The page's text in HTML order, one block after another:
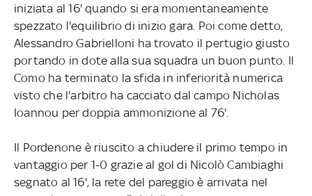
iniziata al 16' quando si era momentaneamente
spezzato l'equilibrio di inizio gara. Poi come detto,
Alessandro Gabrielloni ha trovato il pertugio giusto
portando in dote alla sua squadra un buon punto. Il
Como ha terminato la sfida in inferiorità numerica
visto che l'arbitro ha cacciato dal campo Nicholas
Ioannou per doppia ammonizione al 76'.
Il Pordenone è riuscito a chiudere il primo tempo in
vantaggio per 1-0 grazie al gol di Nicolò Cambiaghi
segnato al 16', la rete del pareggio è arrivata nel